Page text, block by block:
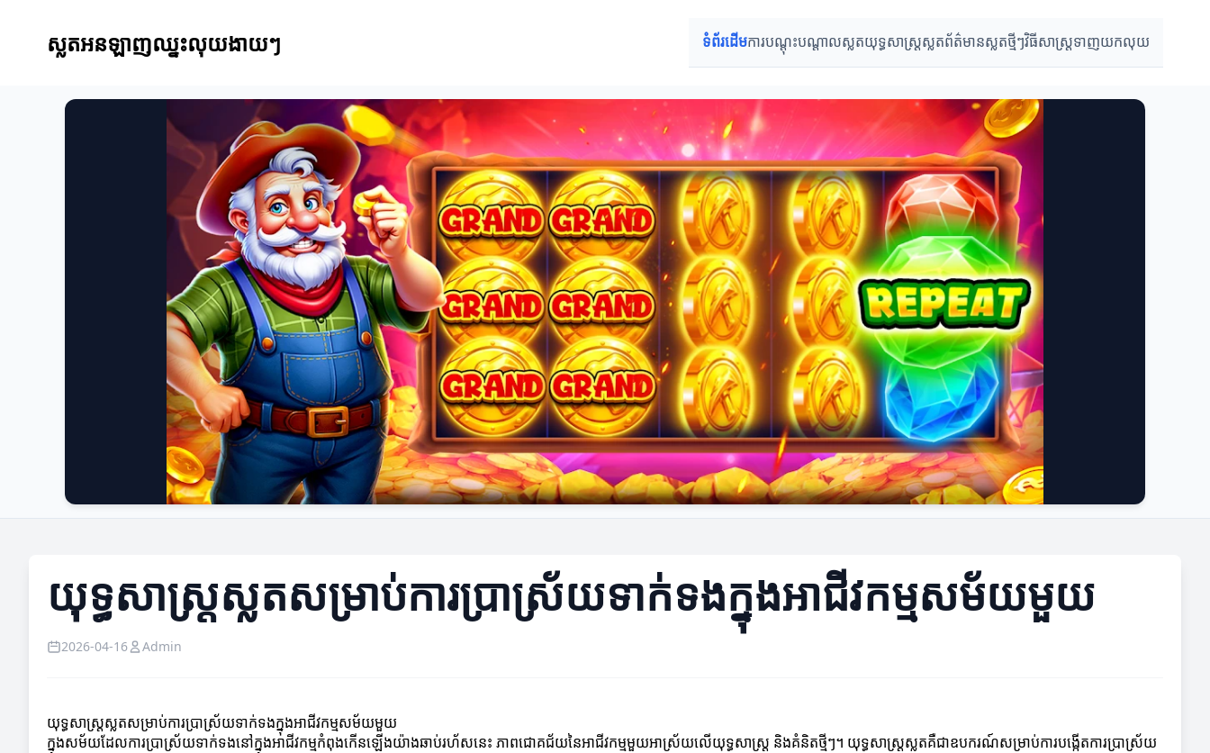
ស្លតអនឡាញឈ្នះលុយងាយៗ ទំព័រដើមការបណ្តុះបណ្តាលស្លតយុទ្ធសាស្ត្រស្លតព័ត៌មានស្លតថ្មីៗវិធីសាស្ត្រទាញយកលុយ
យុទ្ធសាស្ត្រស្លតសម្រាប់ការប្រាស្រ័យទាក់ទងក្នុងអាជីវកម្មសម័យមួយ
2026-04-16 Admin
យុទ្ធសាស្ត្រស្លតសម្រាប់ការប្រាស្រ័យទាក់ទងក្នុងអាជីវកម្មសម័យមួយ
ក្នុងសម័យដែលការប្រាស្រ័យទាក់ទងនៅក្នុងអាជីវកម្មកំពុងកើនឡើងយ៉ាងឆាប់រហ័សនេះ ភាពជោគជ័យនៃអាជីវកម្មមួយអាស្រ័យលើយុទ្ធសាស្ត្រ និងគំនិតថ្មីៗ។ យុទ្ធសាស្ត្រស្លតគឺជាឧបករណ៍សម្រាប់ការបង្កើតការប្រាស្រ័យ